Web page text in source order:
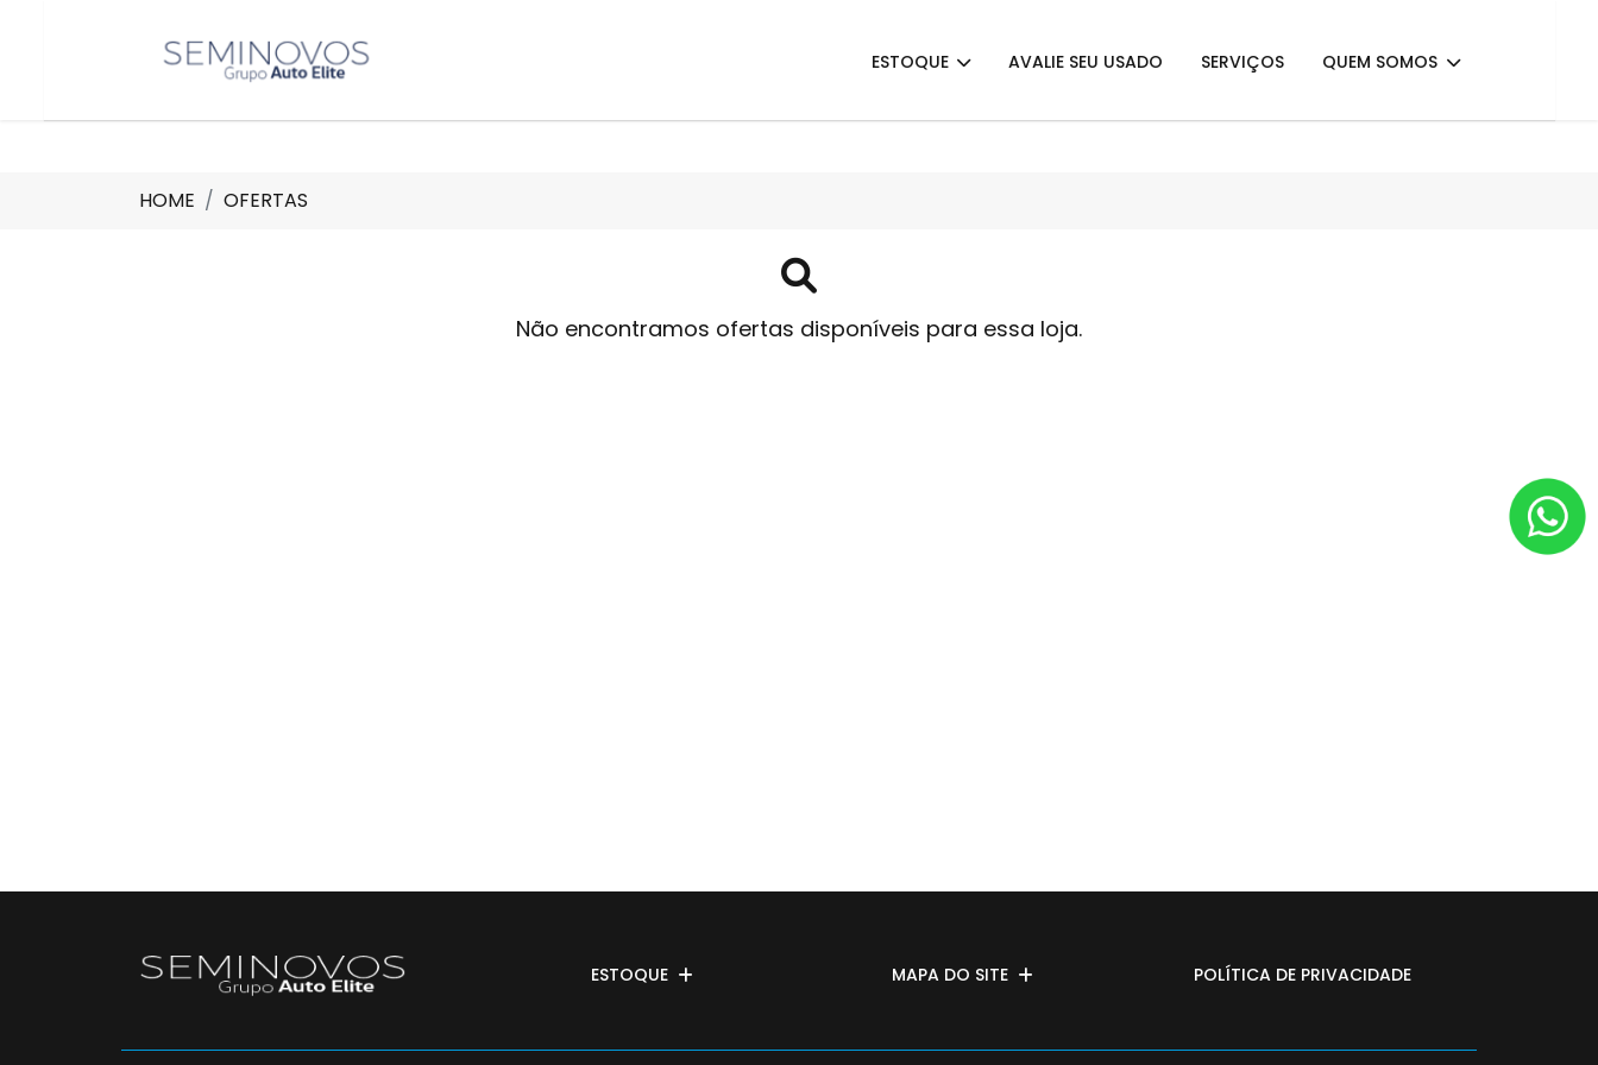
ESTOQUE AVALIE SEU USADO SERVIÇOS QUEM SOMOS
HOME OFERTAS
Não encontramos ofertas disponíveis para essa loja.
ESTOQUE MAPA DO SITE POLÍTICA DE PRIVACIDADE